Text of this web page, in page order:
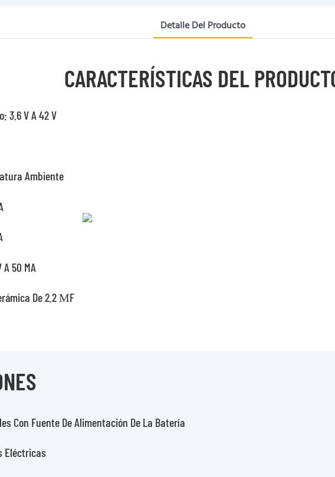
Detalle Del Producto
CARACTERÍSTICAS DEL
3.6 V A 42 V
Ambiente
50 MA
De 2.2 ΜF
Con Fuente De Alimentación De La Batería
Eléctricas